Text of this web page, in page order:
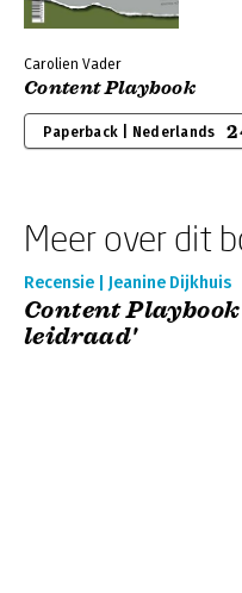
Carolien Vader
Content Playbook
Paperback | Nederlands
Meer over dit
Recensie | Jeanine Dijkhuis
Content
leidraad'